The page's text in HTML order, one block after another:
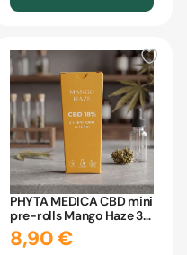
PHYTA MEDICA CBD mini
pre-rolls Mango Haze 3x
0,55g
8,90 €